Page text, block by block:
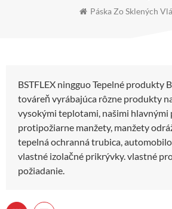
Páska Zo Sklených
BSTFLEX ningguo Tepelné produkty
továreň vyrábajúca rôzne produkty
vysokými teplotami, našimi hlavnými
protipožiarne manžety, manžety
tepelná ochranná trubica,
vlastné izolačné prikrývky. vlastné
požiadanie.